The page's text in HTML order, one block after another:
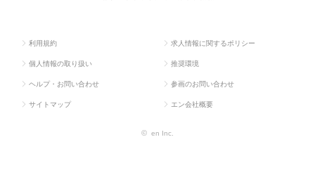
利用規約 求人情報に関するポリシー
個人情報の取り扱い 推奨環境
ヘルプ・お問い合わせ 参画のお問い合わせ
サイトマップ エン会社概要
© en Inc.